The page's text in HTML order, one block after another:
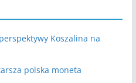
Koszalina na
polska moneta